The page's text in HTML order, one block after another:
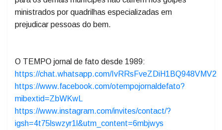
Foto legenda: Vilmar Rebelatto esclarecendo o ato e
fato para que sirva de orientação
prejudicar pessoas do bem.
O TEMPO jornal de fato desde 1989:
https://chat.whatsapp.com/IvRRsFveZDiH1BQ948VMV2
https://www.facebook.com/otempojornaldefato?